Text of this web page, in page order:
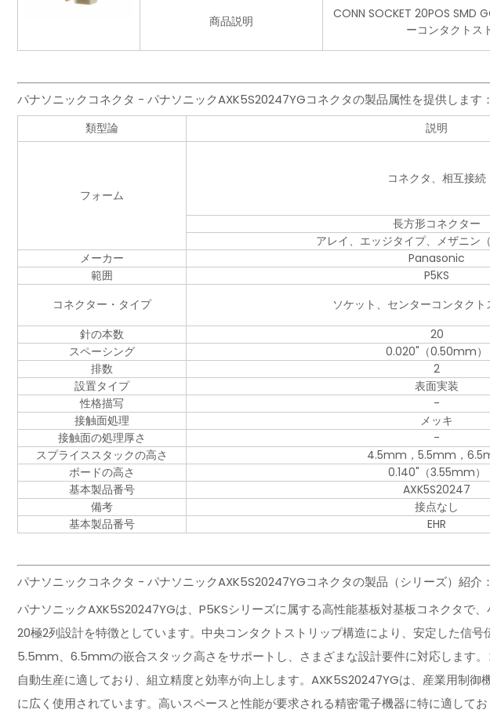
商品説明
CONN SOCKET 20POS SMD
ーコンタクトス
パナソニックコネクタ - パナソニックAXK5S20247YGコネクタの製品属性を提供します：
類型論 説明
フォーム
コネクタ、相互接続
長方形コネクター
アレイ、エッジタイプ、メザニン
メーカー
Panasonic
範囲
P5KS
コネクター・タイプ
ソケット、センターコンタク
針の本数
20
スペーシング
0.020"（0.50mm）
排数
2
設置タイプ
表面実装
性格描写
-
接触面処理
メッキ
接触面の処理厚さ
-
スプライススタックの高さ
4.5mm，5.5mm，
ボードの高さ
0.140"（3.55mm）
基本製品番号
AXK5S20247
備考
接点なし
基本製品番号
EHR
パナソニックコネクタ - パナソニックAXK5S20247YGコネクタの製品（シリーズ）紹介：
パナソニックAXK5S20247YGは、P5KSシリーズに属する高性能基板対基板コネクタで
20極2列設計を特徴としています。中央コンタクトストリップ構造により、安定した信号
5.5mm、6.5mmの嵌合スタック高さをサポートし、さまざまな設計要件に対応します。
自動生産に適しており、組立精度と効率が向上します。AXK5S20247YGは、産業用制御
に広く使用されています。高いスペースと性能が要求される精密電子機器に特に適して